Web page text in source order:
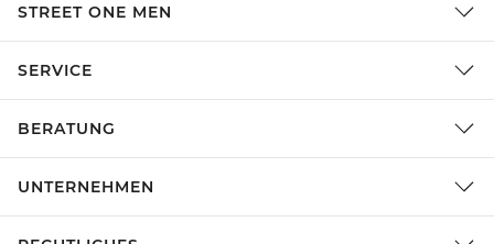
STREET ONE MEN
SERVICE
BERATUNG
UNTERNEHMEN